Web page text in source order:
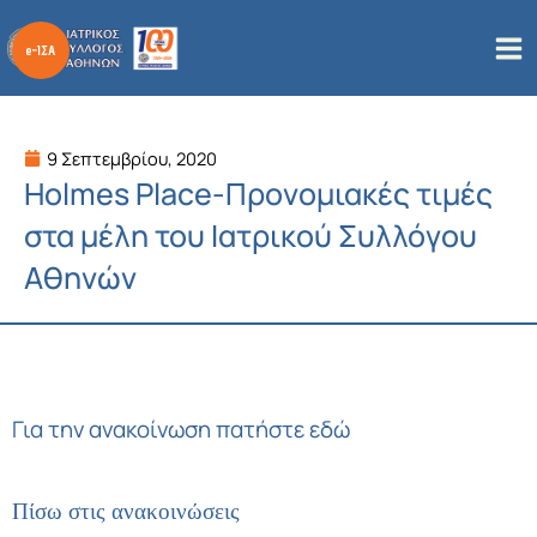
στο
περιεχόμενο
9 Σεπτεμβρίου, 2020
Holmes Place-Προνομιακές τιμές
στα μέλη του Ιατρικού Συλλόγου
Αθηνών
Για την ανακοίνωση πατήστε εδώ
Πίσω στις ανακοινώσεις